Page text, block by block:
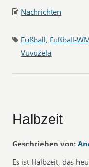
Nachrichten
Fußball, Fußball-WM
Vuvuzela
Halbzeit
Geschrieben von:
Es ist Halbzeit, das